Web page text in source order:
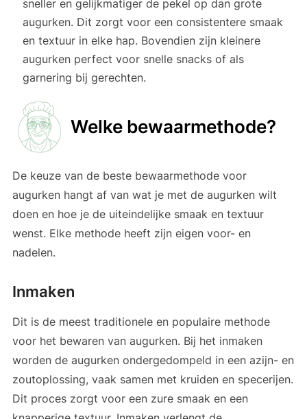
sneller en gelijkmatiger de pekel op dan grote
augurken. Dit zorgt voor een consistentere smaak
en textuur in elke hap. Bovendien zijn kleinere
augurken perfect voor snelle snacks of als
garnering bij gerechten.
Welke bewaarmethode?
De keuze van de beste bewaarmethode voor
augurken hangt af van wat je met de augurken wilt
doen en hoe je de uiteindelijke smaak en textuur
wenst. Elke methode heeft zijn eigen voor- en
nadelen.
Inmaken
Dit is de meest traditionele en populaire methode
voor het bewaren van augurken. Bij het inmaken
worden de augurken ondergedompeld in een azijn- en
zoutoplossing, vaak samen met kruiden en specerijen.
Dit proces zorgt voor een zure smaak en een